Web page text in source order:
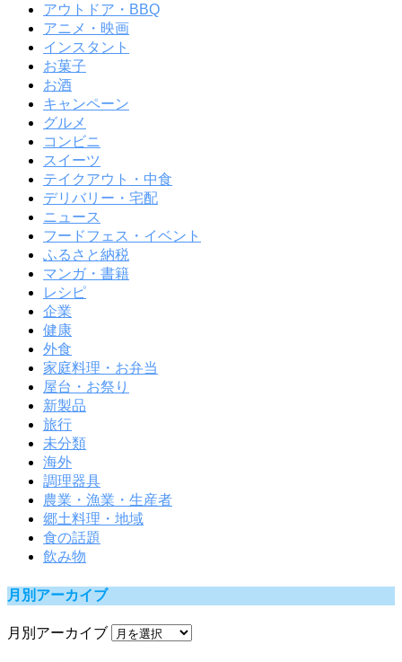
アウトドア・BBQ
アニメ・映画
インスタント
お菓子
お酒
キャンペーン
グルメ
コンビニ
スイーツ
テイクアウト・中食
デリバリー・宅配
ニュース
フードフェス・イベント
ふるさと納税
マンガ・書籍
レシピ
企業
健康
外食
家庭料理・お弁当
屋台・お祭り
新製品
旅行
未分類
海外
調理器具
農業・漁業・生産者
郷土料理・地域
食の話題
飲み物
月別アーカイブ
月別アーカイブ